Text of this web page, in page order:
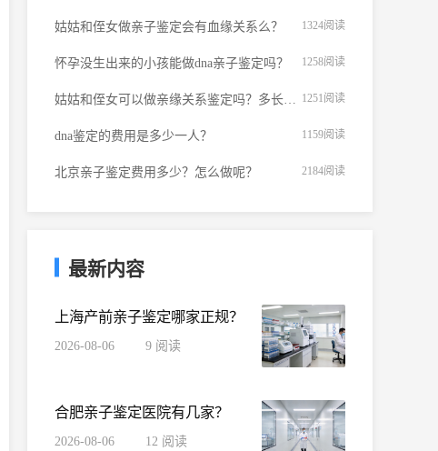
亲子鉴定必须两个人都到场吗？
最新内容
上海产前亲子鉴定哪家正规？
2026-08-06 9 阅读
合肥亲子鉴定医院有几家？
2026-08-06 12 阅读